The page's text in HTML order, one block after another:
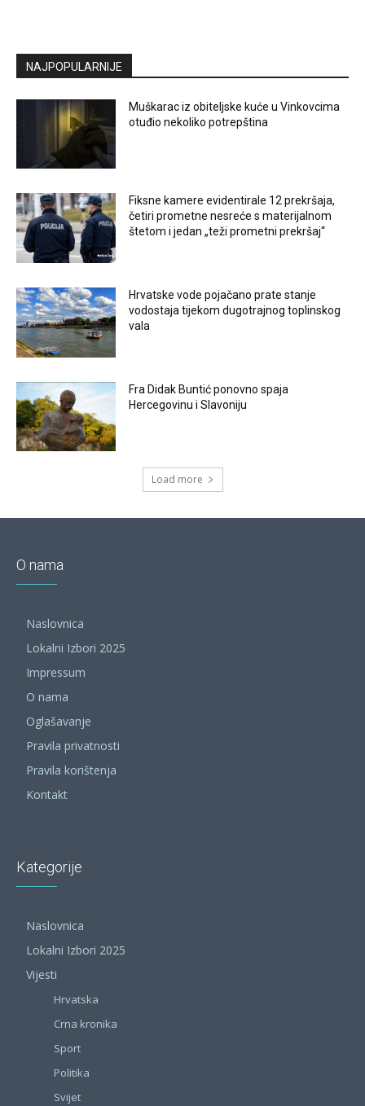
NAJPOPULARNIJE
Muškarac iz obiteljske kuće u Vinkovcima
otuđio nekoliko potrepština
Fiksne kamere evidentirale 12 prekršaja,
četiri prometne nesreće s materijalnom
štetom i jedan „teži prometni prekršaj“
Hrvatske vode pojačano prate stanje
vodostaja tijekom dugotrajnog toplinskog
vala
Fra Didak Buntić ponovno spaja
Hercegovinu i Slavoniju
Load more
O nama
Naslovnica
Lokalni Izbori 2025
Impressum
O nama
Oglašavanje
Pravila privatnosti
Pravila korištenja
Kontakt
Kategorije
Naslovnica
Lokalni Izbori 2025
Vijesti
Hrvatska
Crna kronika
Sport
Politika
Svijet